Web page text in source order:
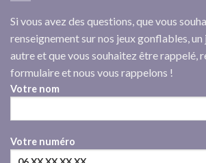
Si vous avez des questions, que vous
renseignement sur nos jeux gonflables, un
autre et que vous souhaitez être rappelé,
formulaire et nous vous rappelons !
Votre nom
Votre numéro